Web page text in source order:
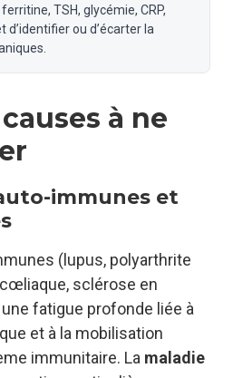
ferritine, TSH, glycémie, CRP,
d’identifier ou d’écarter la
à ne
immunes et
(lupus, polyarthrite
sclérose en
fatigue profonde liée à
et à la mobilisation
immunitaire. La maladie